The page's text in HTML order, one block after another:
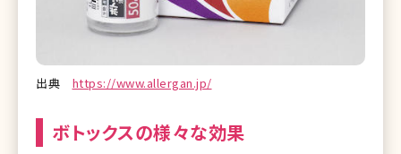
出典 https://www.allergan.jp/
ボトックスの様々な効果